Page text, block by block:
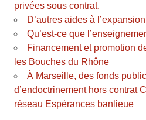
privées sous contrat.
D’autres aides à
Qu’est-ce que
Financement et promotion
les Bouches du Rhône
À Marseille, des fonds
d’endoctrinement hors contrat
réseau Espérances banlieue